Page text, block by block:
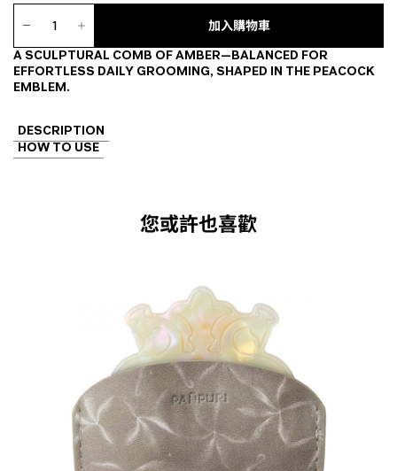
ESSENTIALS
Refining
Comb
數
量
加入購物車
A SCULPTURAL COMB OF AMBER—BALANCED FOR
EFFORTLESS DAILY GROOMING, SHAPED IN THE PEACOCK
EMBLEM.
DESCRIPTION
HOW TO USE
您或許也喜歡